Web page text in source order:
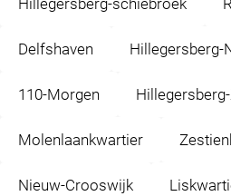
Hillegersberg-schiebroek
Delfshaven Hillegersberg-
110-Morgen
Molenlaankwartier
Nieuw-Crooswijk